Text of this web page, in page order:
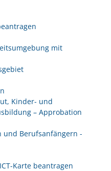
mit
Kinder- und
– Approbation
und Berufsanfängern -
Karte beantragen